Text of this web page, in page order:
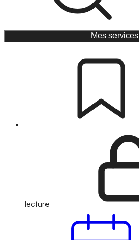
Mes services
lecture